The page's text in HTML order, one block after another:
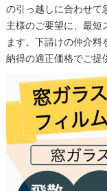
の引っ越しに合わせて
主様のご要望に、最短
ます。下請けの仲介料
納得の適正価格でご提